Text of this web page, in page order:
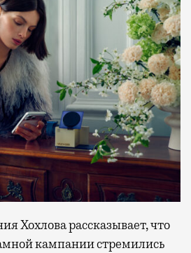
Хохлова рассказывает, что
кампании стремились